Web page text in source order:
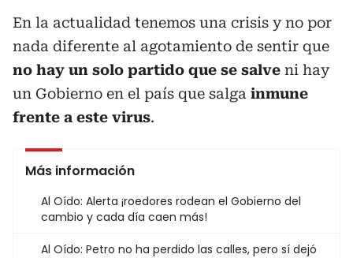
En la actualidad tenemos una crisis y no por
nada diferente al agotamiento de sentir que
no hay un solo partido que se salve ni hay
un Gobierno en el país que salga inmune
frente a este virus.
Más información
Al Oído: Alerta ¡roedores rodean el Gobierno del
cambio y cada día caen más!
Al Oído: Petro no ha perdido las calles, pero sí dejó